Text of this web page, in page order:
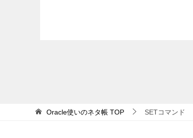
Oracle使いのネタ帳 TOP SETコマンド